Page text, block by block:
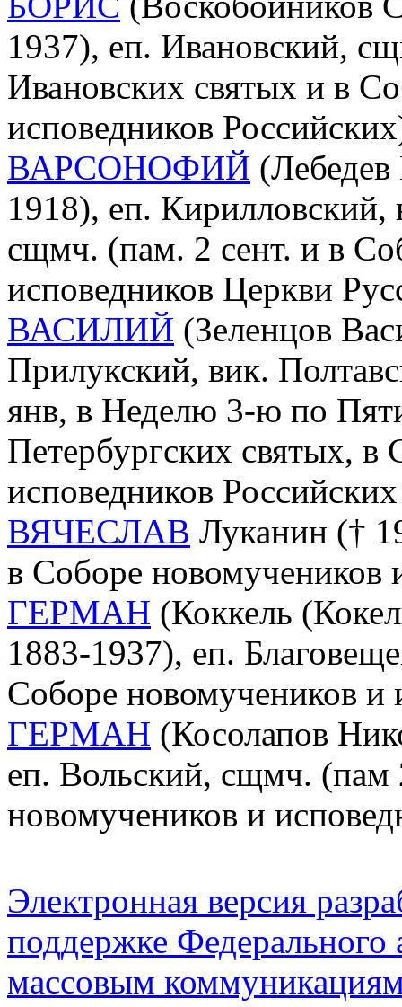
1937), еп. Ивановский,
Ивановских святых и в
исповедников
ВАРСОНОФИЙ
1918), еп. Кирилловский,
сщмч. (пам. 2 сент. и в
исповедников Церкви
ВАСИЛИЙ (Зеленцов
Прилукский, вик.
янв, в Неделю 3-ю по
Петербургских святых,
исповедников
ВЯЧЕСЛАВ Луканин (†
в Соборе новомучеников
ГЕРМАН (Коккель
1883-1937), еп.
Соборе новомучеников и
ГЕРМАН (Косолапов
еп. Вольский, сщмч. (пам
новомучеников и
Электронная версия
поддержке Федерального
массовым